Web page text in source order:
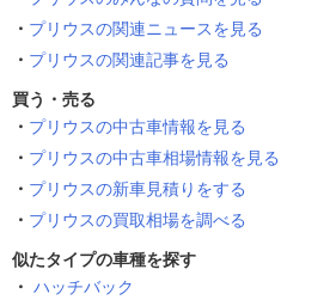
プリウスの関連ニュースを見る
プリウスの関連記事を見る
買う・売る
プリウスの中古車情報を見る
プリウスの中古車相場情報を見る
プリウスの新車見積りをする
プリウスの買取相場を調べる
似たタイプの車種を探す
ハッチバック